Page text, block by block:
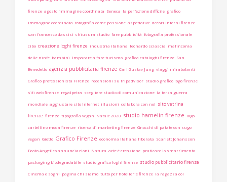
firenze agosto immagine coordinata Seneca la perfezione difficile grafico
immagine coordinata fotografia come passione aspettative decori interni firenze
san francesco dassisi chiusura studio fare pubblicità fotografia professionale
cibo creazione loghi firenze industria italiana leonardo sciascia malinconia
delle ninfe bambini Imparare a fare turismo grafica cataloghi firenze San
Benedetto agenzia pubblicitaria firenze Carl Gustav Jung viaggi mirabolanti
Grafico professionista Firenze recensioni su tripadvisor studio grafico logo firenze
siti web firenze regalpetra scegliere studio di comunicazione la terza guerra
mondiale aggiustare sito internet illusioni collabora con noi sito vetrina
firenze firenze tipografia vegan Natale 2020 studio hamelin firenze logo
cartellino moda firenze ricerca di marketing firenze Gnocchi di patate con sugo
vegan Giotto Grafico Firenze economia italiana liberata Scarlett Johansson
Beato Angelico annunciazioni Natura arte è creazione praticare lo smarrimento
packaging biodegradabile studio grafico loghi firenze studio pubblicitario firenze
Cinema e sogni pagina chi siamo tutto per hotellerie firenze la ragazza col